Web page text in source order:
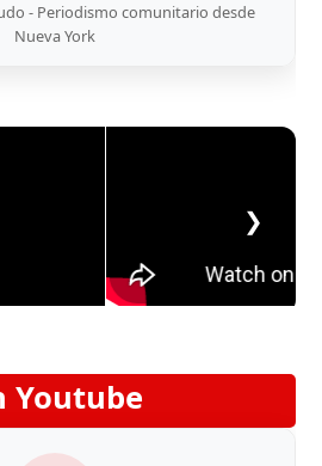
- Periodismo comunitario desde
Nueva York
❯
Youtube